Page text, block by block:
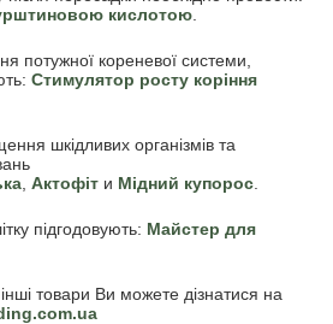
кислотою
потужної кореневої системи,
Стимулятор росту коріння
шкідливих організмів та
Актофіт и Мідний купорос
підгодовують: Майстер для
товари Ви можете дізнатися на